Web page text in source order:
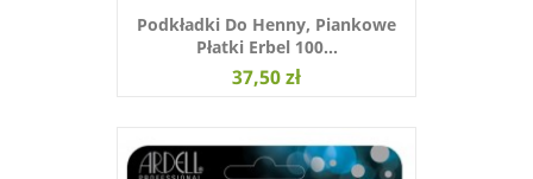
Podkładki Do Henny, Piankowe
Płatki Erbel 100...
37,50 zł